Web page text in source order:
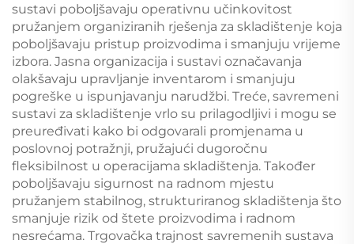
sustavi poboljšavaju operativnu učinkovitost
pružanjem organiziranih rješenja za skladištenje koja
poboljšavaju pristup proizvodima i smanjuju vrijeme
izbora. Jasna organizacija i sustavi označavanja
olakšavaju upravljanje inventarom i smanjuju
pogreške u ispunjavanju narudžbi. Treće, savremeni
sustavi za skladištenje vrlo su prilagodljivi i mogu se
preuređivati kako bi odgovarali promjenama u
poslovnoj potražnji, pružajući dugoročnu
fleksibilnost u operacijama skladištenja. Također
poboljšavaju sigurnost na radnom mjestu
pružanjem stabilnog, strukturiranog skladištenja što
smanjuje rizik od štete proizvodima i radnom
nesrećama. Trgovačka trajnost savremenih sustava